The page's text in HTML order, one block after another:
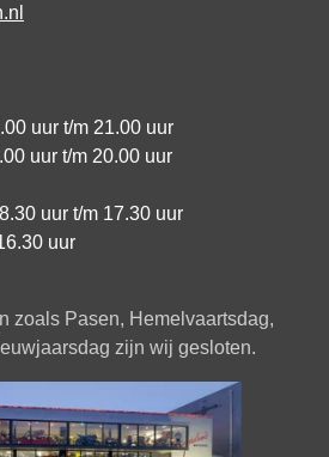
uur t/m 21.00 uur
uur t/m 20.00 uur
uur t/m 17.30 uur
uur
zoals Pasen, Hemelvaartsdag,
zijn wij gesloten.